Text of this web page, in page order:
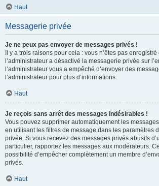
Haut
Messagerie privée
Je ne peux pas envoyer de messages privés !
Il y a trois raisons pour cela : vous n’êtes pas
l’administrateur a désactivé la messagerie privée sur
l’administrateur vous a empêché d’envoyer des
l’administrateur pour plus d’informations.
Haut
Je reçois sans arrêt des messages indésirables !
Vous pouvez supprimer automatiquement les
en utilisant les filtres de message dans les paramètres
privée. Si vous recevez des messages privés abusifs
particulier, rapportez les messages aux modérateurs.
possibilité d’empêcher complètement un membre
privés.
Haut